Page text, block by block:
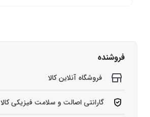
فروشنده
فروشگاه آنلاین کالا
گارانتی اصالت و سلامت فیزیکی کالا